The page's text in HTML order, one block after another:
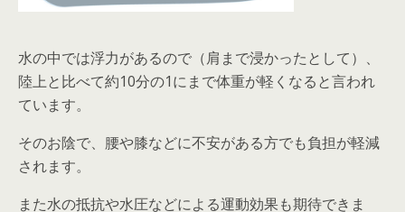
水の中では浮力があるので（肩まで浸かったとして）、
陸上と比べて約10分の1にまで体重が軽くなると言われ
ています。
そのお陰で、腰や膝などに不安がある方でも負担が軽減
されます。
また水の抵抗や水圧などによる運動効果も期待できま